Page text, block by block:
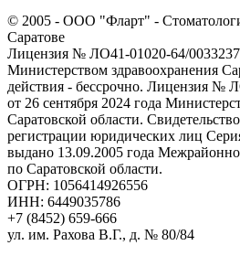
© 2005 - ООО "Фларт" -
Саратове
Лицензия № ЛО41-01020-64/
Министерством здравоохранения
действия - бессрочно. Лицензия №
от 26 сентября 2024 года
Саратовской области.
регистрации юридических лиц
выдано 13.09.2005 года
по Саратовской области.
ОГРН: 1056414926556
ИНН: 6449035786
+7 (8452) 659-666
ул. им. Рахова В.Г., д. № 80/84